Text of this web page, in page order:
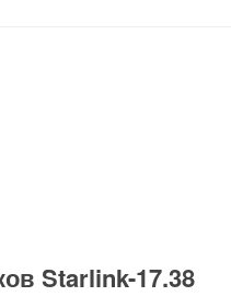
Starlink-17.38